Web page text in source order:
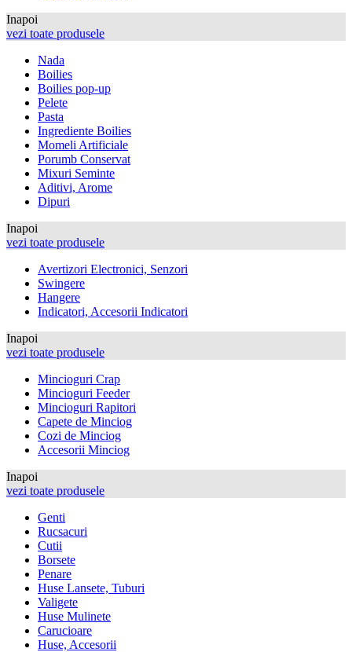
Inapoi
vezi toate produsele
Nada
Boilies
Boilies pop-up
Pelete
Pasta
Ingrediente Boilies
Momeli Artificiale
Porumb Conservat
Mixuri Seminte
Aditivi, Arome
Dipuri
Inapoi
vezi toate produsele
Avertizori Electronici, Senzori
Swingere
Hangere
Indicatori, Accesorii Indicatori
Inapoi
vezi toate produsele
Mincioguri Crap
Mincioguri Feeder
Mincioguri Rapitori
Capete de Minciog
Cozi de Minciog
Accesorii Minciog
Inapoi
vezi toate produsele
Genti
Rucsacuri
Cutii
Borsete
Penare
Huse Lansete, Tuburi
Valigete
Huse Mulinete
Carucioare
Huse, Accesorii